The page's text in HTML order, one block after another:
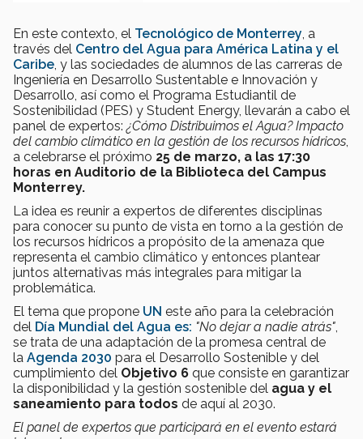
En este contexto, el Tecnológico de Monterrey , a
través del Centro del Agua para América Latina y el
Caribe , y las sociedades de alumnos de las carreras de
Ingeniería en Desarrollo Sustentable e Innovación y
Desarrollo, así como el Programa Estudiantil de
Sostenibilidad (PES) y Student Energy, llevarán a cabo el
panel de expertos: ¿Cómo Distribuimos el Agua? Impacto
del cambio climático en la gestión de los recursos hídricos
a celebrarse el próximo 25 de marzo, a las 17:30
horas en Auditorio de la Biblioteca del Campus
Monterrey.
La idea es reunir a expertos de diferentes disciplinas
para conocer su punto de vista en torno a la gestión de
los recursos hídricos a propósito de la amenaza que
representa el cambio climático y entonces plantear
juntos alternativas más integrales para mitigar la
problemática.
El tema que propone UN este año para la celebración
del Día Mundial del Agua es: "No dejar a nadie atrás"
se trata de una adaptación de la promesa central de
la Agenda 2030 para el Desarrollo Sostenible y del
cumplimiento del Objetivo 6 que consiste en garantizar
la disponibilidad y la gestión sostenible del agua y el
saneamiento para todos de aquí al 2030.
El panel de expertos que participará en el evento estará